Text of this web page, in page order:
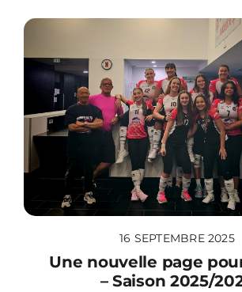
16 SEPTEMBRE 2025
Une nouvelle page
– Saison 2025/